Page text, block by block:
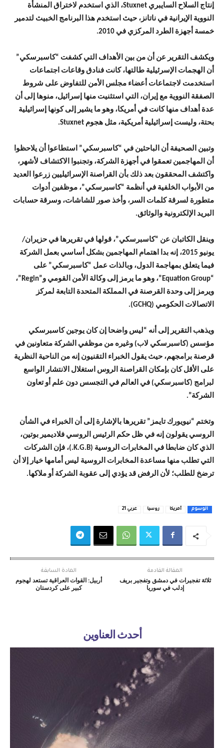
إنتاج السلاح السايبري Stuxnet، الذي استخدم لاختراق المنشأة
النووية الإيرانية في ناتانز، حيث استخدم هذا البرنامج الخبيث لتدمير
خمسة أجهزة الطرد المركزي في 2010.
ويكشف التقرير عن أن من بين الأهداف التي كشفت “كاسبرسكي”
أن الهجمات الإسرئيلية طالتها، كانت فنادق وقاعات اجتماعات
استخدمت لاجتماعات أعضاء مجلس الأمن للتفاوض على شروط
الصفقة النووية مع إيران، التي استثنيت منها إسرائيل، منوها إلى أن
عدة أهداف منها كانت في أمريكا، وهو ما يشير إلى كونها إسرائيلية
بحتة، وليست إسرائيلية أمريكية، مثل هجوم Stuxnet.
وتبين الصحيفة أن الباحثين في “كاسبرسكي” استطاعوا أن يلاحظوا
أن المهاجمين تعمقوا في أجهزة الشركة، وتجنبوا الاكتشاف لأشهر،
واكتشف المحققون بعد ذلك بأن القراصنة الإسرائيليين زرعوا العديد
من الأبواب الخلفية في أنظمة “كاسبرسكي”، موظفين أدوات
متطورة لسرقة كلمات السر، وأخذ صور للشاشات، وسرقة حسابات
البريد الإلكترونية والوثائق.
وينقل الكاتبان عن “كاسبرسكي”، قولها في تقريرها في حزيران/
يونيو 2015، إنه بدا اهتمام المهاجمين بشكل أساسي بعمل الشركة
فيما يتعلق بمهاجمة الدول، وبالذات عمل “كاسبرسكي” على
“Equation Group”، وهو ما يرمز إلى وكالة الأمن القومي و”Regin”،
ويرمز إلى وحدة القرصنة في المملكة المتحدة التابعة لمركز
الاتصالات الحكومي (GCHQ).
ويذهب التقرير إلى أنه “ليس واضحا إن كان يوجين كاسبرسكي
مؤسس (كاسبرسكي لاب) وغيره من موظفي الشركة متعاونين في
قرصنة برامجهم، حيث يقول الخبراء التقنيون إنه من الناحية النظرية
على الأقل كان بإمكان القراصنة الروس استغلال الانتشار الواسع
لبرامج (كاسبرسكي) في العالم في التجسس دون علم أو تعاون
الشركة”.
وتختم “نيويورك تايمز” تقريرها بالإشارة إلى أن الخبراء في الشأن
الروسي يقولون إنه في ظل حكم الرئيس الروسي فلاديمير بوتين،
الذي كان ضابطا في المخابرات الروسية (K.G.B.)، فإن الشركات
التي تطلب منها مساعدة المخابرات الروسية ليس أمامها خيار إلا أن
ترضخ للطلب؛ لأن الرفض قد يؤدي إلى عقوبة الشركة أو ملاكها.
الوسوم أمريكا روسيا عربي 21
المادة السابقة
أربيل: القوات العراقية تستعد لهجوم
كبير على كردستان
المقالة القادمة
ثلاثة تفجيرات في دمشق وتفجير بريف
إدلب في سوريا
أحدث العناوين